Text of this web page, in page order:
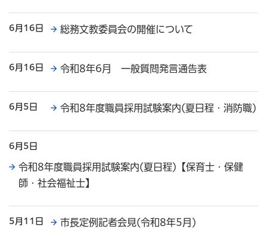
6月16日 総務文教委員会の開催について
6月16日 令和8年6月 一般質問発言通告表
6月5日 令和8年度職員採用試験案内(夏日程・消防職)
6月5日
令和8年度職員採用試験案内(夏日程)【保育士・保健
師・社会福祉士】
5月11日 市長定例記者会見(令和8年5月)